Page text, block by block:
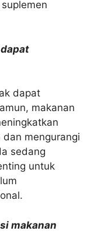
dapat
makanan
mengurangi
sedang
untuk
makanan